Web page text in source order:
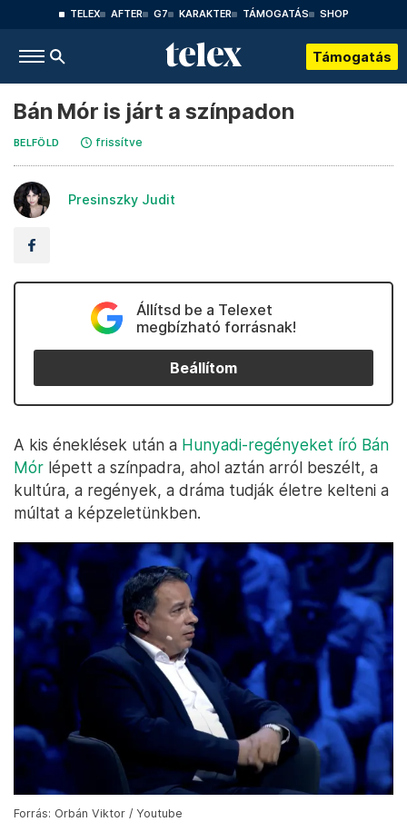
TELEX AFTER G7 KARAKTER TÁMOGATÁS SHOP
Támogatás
Bán Mór is járt a színpadon
BELFÖLD frissítve
Presinszky Judit
Állítsd be a Telexet
megbízható forrásnak!
Beállítom
A kis éneklések után a Hunyadi-regényeket író Bán
Mór lépett a színpadra, ahol aztán arról beszélt, a
kultúra, a regények, a dráma tudják életre kelteni a
múltat a képzeletünkben.
Forrás: Orbán Viktor / Youtube